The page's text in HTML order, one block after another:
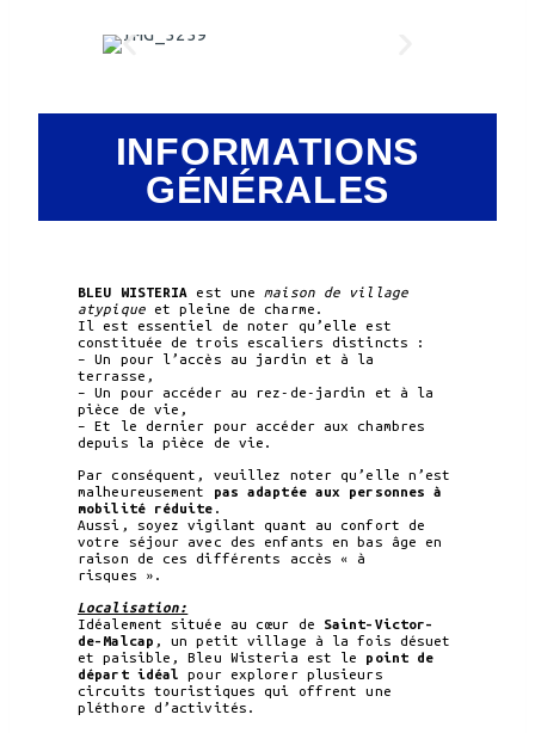
INFORMATIONS
GÉNÉRALES
BLEU WISTERIA est unemaison de village
atypiqueet pleine de charme.
Il est essentiel de noter qu’elle est
constituée de trois escaliers distincts :
– Un pour l’accès au jardin et à la
terrasse,
– Un pour accéder au rez-de-jardin et à la
pièce de vie,
– Et le dernier pour accéder aux chambres
depuis la pièce de vie.
Par conséquent, veuillez noter qu’elle n’est
malheureusement
pas adaptée aux personnes à
mobilité réduite .
Aussi, soyez vigilant quant au confort de
votre séjour avec des enfants en bas âge en
raison de ces différents accès « à
risques ».
Localisation:
Idéalement située au cœur de Saint-Victor-
de-Malcap , un petit village à la fois désuet
et paisible, Bleu Wisteria est le point de
départ idéal pour explorer plusieurs
circuits touristiques qui offrent une
pléthore d’activités.